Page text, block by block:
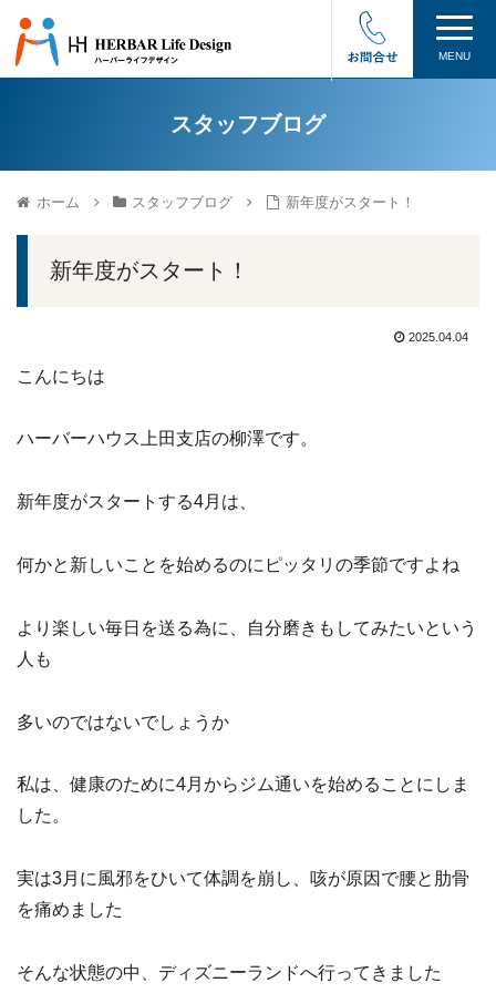
MENU
スタッフブログ
ホーム スタッフブログ 新年度がスタート！
新年度がスタート！
2025.04.04
こんにちは
ハーバーハウス上田支店の柳澤です。
新年度がスタートする4月は、
何かと新しいことを始めるのにピッタリの季節ですよね
より楽しい毎日を送る為に、自分磨きもしてみたいという
人も
多いのではないでしょうか
私は、健康のために4月からジム通いを始めることにしま
した。
実は3月に風邪をひいて体調を崩し、咳が原因で腰と肋骨
を痛めました
そんな状態の中、ディズニーランドへ行ってきました